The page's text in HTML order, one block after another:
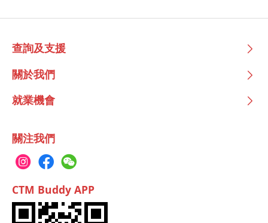
查詢及支援
關於我們
就業機會
關注我們
CTM Buddy APP